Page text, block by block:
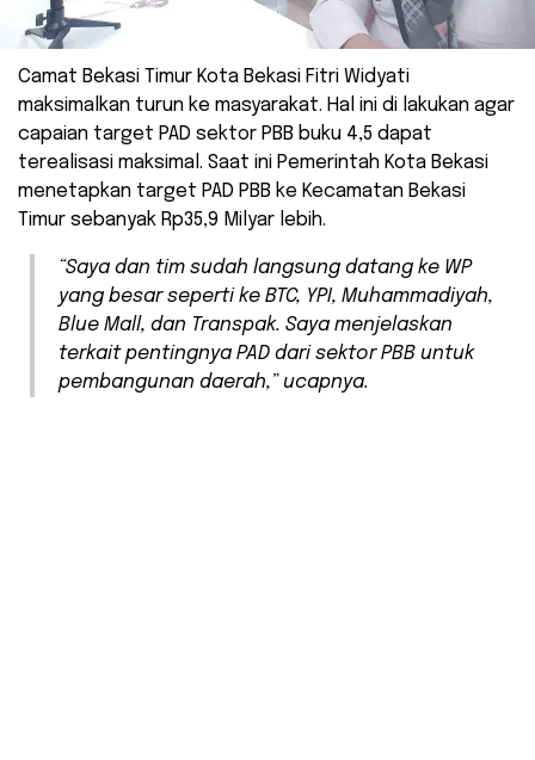
Camat Bekasi Timur Kota Bekasi Fitri Widyati
maksimalkan turun ke masyarakat. Hal ini di lakukan agar
capaian target PAD sektor PBB buku 4,5 dapat
terealisasi maksimal. Saat ini Pemerintah Kota Bekasi
menetapkan target PAD PBB ke Kecamatan Bekasi
Timur sebanyak Rp35,9 Milyar lebih.
“Saya dan tim sudah langsung datang ke WP
yang besar seperti ke BTC, YPI, Muhammadiyah,
Blue Mall, dan Transpak. Saya menjelaskan
terkait pentingnya PAD dari sektor PBB untuk
pembangunan daerah,” ucapnya.